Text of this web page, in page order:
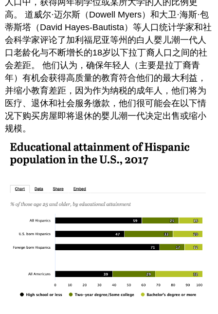
高。 道威尔·迈尔斯（Dowell Myers）和大卫·海斯·包
蒂斯塔（David Hayes-Bautista）等人口统计学家和社
会科学家评论了加利福尼亚等州的白人婴儿潮一代人
口老龄化与不断增长的18岁以下拉丁裔人口之间的社
会差距。 他们认为，确保年轻人（主要是拉丁裔青
年）有机会获得高质量的教育符合他们的最大利益，
并缩小教育差距，因为作为纳税的成年人，他们将为
医疗、退休和社会服务缴款，他们很可能会在以下情
况下购买房屋即将退休的婴儿潮一代决定出售或缩小
规模。